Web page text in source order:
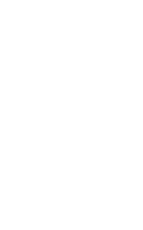
for Om GET